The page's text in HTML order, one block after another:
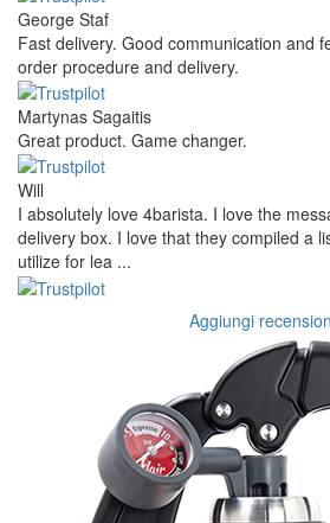
George Staf
Fast delivery. Good communication and
order procedure and delivery.
Martynas Sagaitis
Great product. Game changer.
Will
I absolutely love 4barista. I love the
delivery box. I love that they compiled a
utilize for lea ...
Aggiungi